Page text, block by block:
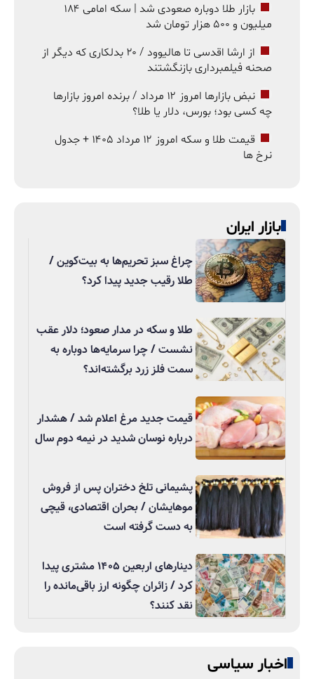
بازار طلا دوباره صعودی شد | سکه امامی ۱۸۴
میلیون و ۵۰۰ هزار تومان شد
از ارشا اقدسی تا هالیوود / ۲۰ بدلکاری که دیگر از
صحنه فیلمبرداری بازنگشتند
نبض بازارها امروز ۱۲ مرداد / برنده امروز بازارها
چه کسی بود؛ بورس، دلار یا طلا؟
قیمت طلا و سکه امروز ۱۲ مرداد ۱۴۰۵ + جدول
نرخ ها
بازار ایران
چراغ سبز تحریم‌ها به بیت‌کوین /
طلا رقیب جدید پیدا کرد؟
طلا و سکه در مدار صعود؛ دلار عقب
نشست / چرا سرمایه‌ها دوباره به
سمت فلز زرد برگشته‌اند؟
قیمت جدید مرغ اعلام شد / هشدار
درباره نوسان شدید در نیمه دوم سال
پشیمانی تلخ دختران پس از فروش
موهایشان / بحران اقتصادی، قیچی
به دست گرفته است
دینارهای اربعین ۱۴۰۵ مشتری پیدا
کرد / زائران چگونه ارز باقی‌مانده را
نقد کنند؟
اخبار سیاسی